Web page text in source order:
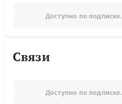
Доступно по подписке.
Связи
Доступно по подписке.